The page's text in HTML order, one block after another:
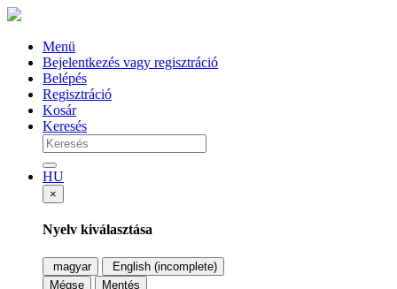
Menü
Bejelentkezés vagy regisztráció
Belépés
Regisztráció
Kosár
Keresés
HU
×
Nyelv kiválasztása
magyar
English (incomplete)
Mégse
Mentés